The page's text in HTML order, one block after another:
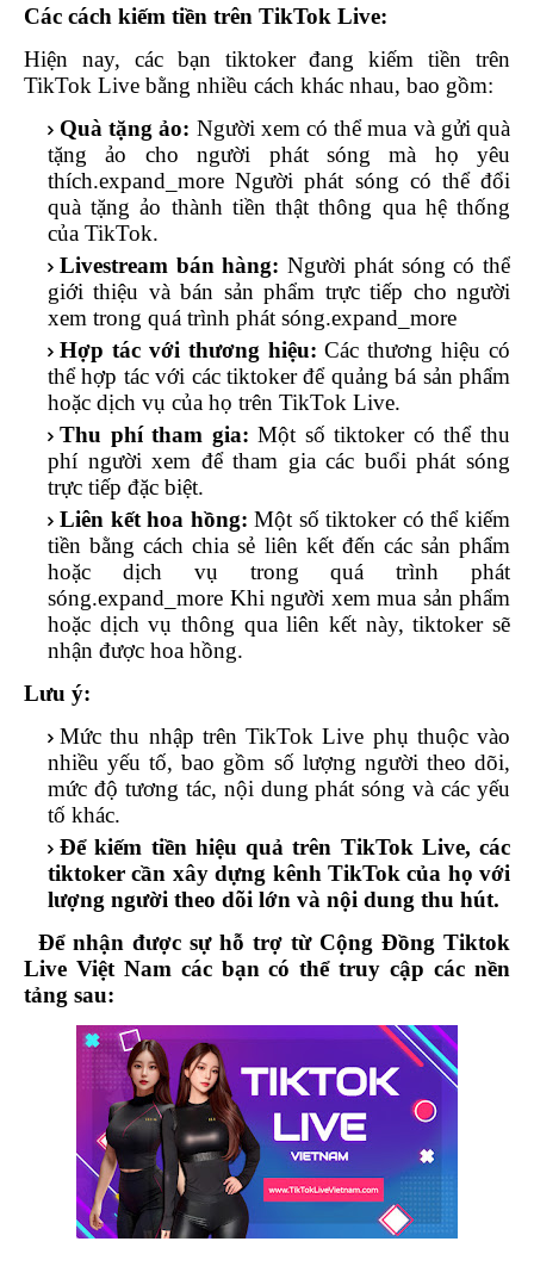
Các cách kiếm tiền trên TikTok Live:
Hiện nay, các bạn tiktoker đang kiếm tiền trên
TikTok Live bằng nhiều cách khác nhau, bao gồm:
Quà tặng ảo: Người xem có thể mua và gửi quà
tặng ảo cho người phát sóng mà họ yêu
thích.expand_more Người phát sóng có thể đổi
quà tặng ảo thành tiền thật thông qua hệ thống
của TikTok.
Livestream bán hàng: Người phát sóng có thể
giới thiệu và bán sản phẩm trực tiếp cho người
xem trong quá trình phát sóng.expand_more
Hợp tác với thương hiệu: Các thương hiệu có
thể hợp tác với các tiktoker để quảng bá sản phẩm
hoặc dịch vụ của họ trên TikTok Live.
Thu phí tham gia: Một số tiktoker có thể thu
phí người xem để tham gia các buổi phát sóng
trực tiếp đặc biệt.
Liên kết hoa hồng: Một số tiktoker có thể kiếm
tiền bằng cách chia sẻ liên kết đến các sản phẩm
hoặc dịch vụ trong quá trình phát
sóng.expand_more Khi người xem mua sản phẩm
hoặc dịch vụ thông qua liên kết này, tiktoker sẽ
nhận được hoa hồng.
Lưu ý:
Mức thu nhập trên TikTok Live phụ thuộc vào
nhiều yếu tố, bao gồm số lượng người theo dõi,
mức độ tương tác, nội dung phát sóng và các yếu
tố khác.
Để kiếm tiền hiệu quả trên TikTok Live, các
tiktoker cần xây dựng kênh TikTok của họ với
lượng người theo dõi lớn và nội dung thu hút.
Để nhận được sự hỗ trợ từ Cộng Đồng Tiktok
Live Việt Nam các bạn có thể truy cập các nền
tảng sau: